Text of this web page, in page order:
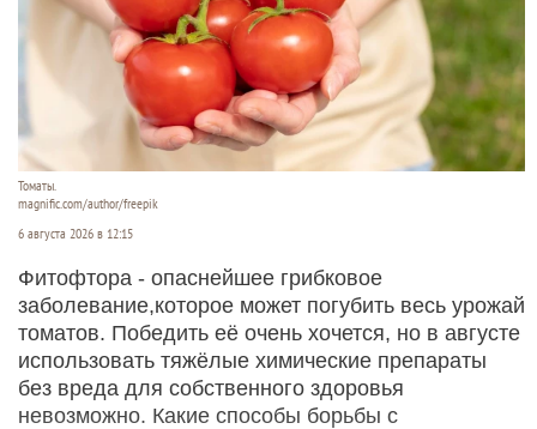
Томаты.
magnific.com/author/freepik
6 августа 2026 в 12:15
Фитофтора - опаснейшее грибковое
заболевание,которое может погубить весь урожай
томатов. Победить её очень хочется, но в августе
использовать тяжёлые химические препараты
без вреда для собственного здоровья
невозможно. Какие способы борьбы с